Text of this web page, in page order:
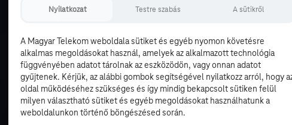
Nyilatkozat Testre szabás A sütikről
A Magyar Telekom weboldala sütiket és egyéb nyomon követésre
alkalmas megoldásokat használ, amelyek az alkalmazott technológia
függvényében adatot tárolnak az eszközödön, vagy onnan adatot
gyűjtenek. Kérjük, az alábbi gombok segítségével nyilatkozz arról, hogy
oldal működéséhez szükséges és így mindig bekapcsolt sütiken felül
milyen választható sütiket és egyéb megoldásokat használhatunk a
weboldalunkon történő böngészésed során.